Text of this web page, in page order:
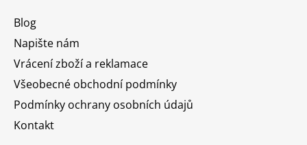
Blog
Napište nám
Vrácení zboží a reklamace
Všeobecné obchodní podmínky
Podmínky ochrany osobních údajů
Kontakt